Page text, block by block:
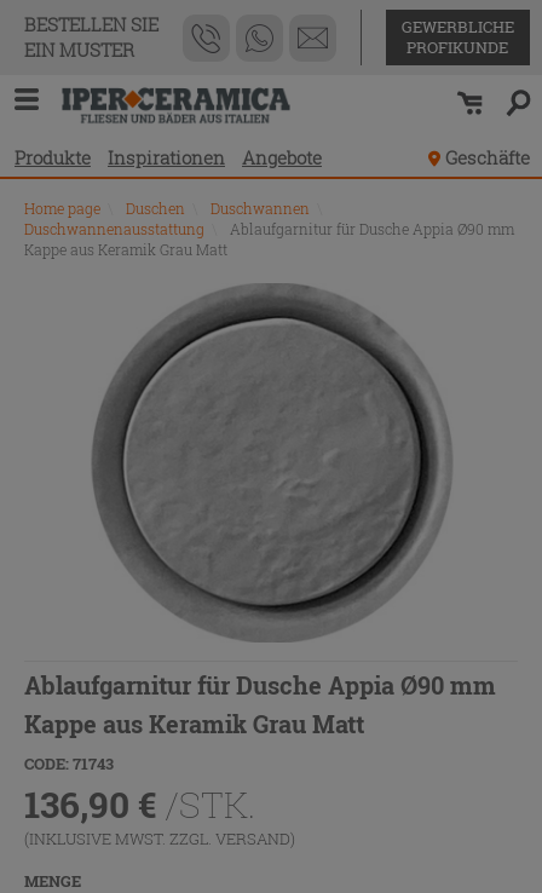
BESTELLEN SIE
EIN MUSTER
GEWERBLICHE
PROFIKUNDE
Produkte Inspirationen Angebote Geschäfte
Home page Duschen Duschwannen
Duschwannenausstattung
Ablaufgarnitur für Dusche Appia Ø90 mm
Kappe aus Keramik Grau Matt
Ablaufgarnitur für Dusche Appia Ø90 mm
Kappe aus Keramik Grau Matt
CODE: 71743
136,90 € /STK.
(INKLUSIVE MWST. ZZGL. VERSAND)
MENGE